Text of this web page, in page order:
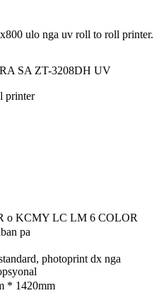
ulo nga uv roll to roll printer.
SA ZT-3208DH UV
printer
o KCMY LC LM 6 COLOR
pa
photoprint dx nga
* 1420mm